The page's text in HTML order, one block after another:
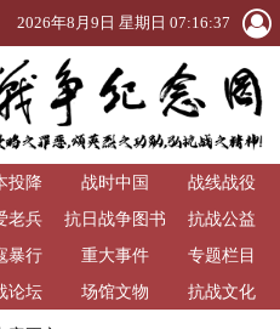
2026年8月9日 星期日 07:16:37
投降 战时中国
战线战役
老兵
抗日战争图书
馆
抗战公益
暴行 重大事件
专题栏目
论坛 场馆文物 抗战文化